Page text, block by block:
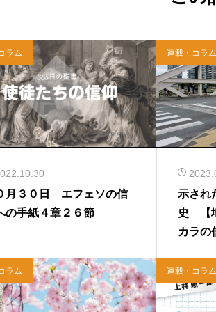
ラム
月３０日 エフェソの信
の手紙４章２６節
連載・コラム
示され
史 【
カラの
ラム 連載・コラム